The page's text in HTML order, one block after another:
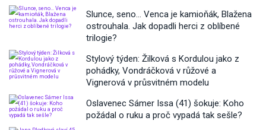
Slunce, seno… Venca je kamioňák, Blažena
ostrouhala. Jak dopadli herci z oblíbené
trilogie?
Stylový týden: Žilková s Kordulou jako z
pohádky, Vondráčková v růžové a
Vignerová v průsvitném modelu
Oslavenec Sámer Issa (41) šokuje: Koho
požádal o ruku a proč vypadá tak sešle?